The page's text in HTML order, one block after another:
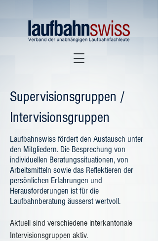
Supervisionsgruppen /
Intervisionsgruppen
Laufbahnswiss fördert den Austausch unter
den Mitgliedern. Die Besprechung von
individuellen Beratungssituationen, von
Arbeitsmitteln sowie das Reflektieren der
persönlichen Erfahrungen und
Herausforderungen ist für die
Laufbahnberatung äusserst wertvoll.
Aktuell sind verschiedene interkantonale
Intervisionsgruppen aktiv.